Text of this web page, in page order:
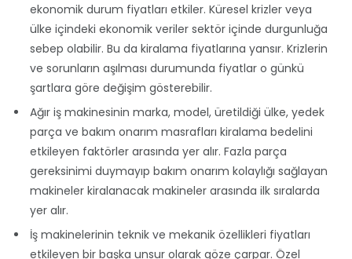
ekonomik durum fiyatları etkiler. Küresel krizler veya
ülke içindeki ekonomik veriler sektör içinde durgunluğa
sebep olabilir. Bu da kiralama fiyatlarına yansır. Krizlerin
ve sorunların aşılması durumunda fiyatlar o günkü
şartlara göre değişim gösterebilir.
Ağır iş makinesinin marka, model, üretildiği ülke, yedek
parça ve bakım onarım masrafları kiralama bedelini
etkileyen faktörler arasında yer alır. Fazla parça
gereksinimi duymayıp bakım onarım kolaylığı sağlayan
makineler kiralanacak makineler arasında ilk sıralarda
yer alır.
İş makinelerinin teknik ve mekanik özellikleri fiyatları
etkileyen bir başka unsur olarak göze çarpar. Özel